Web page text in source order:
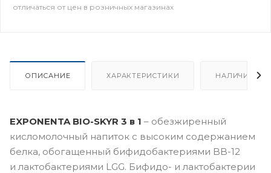
отличаться от цен в розничных магазинах
ОПИСАНИЕ ХАРАКТЕРИСТИКИ НАЛИЧИЕ
EXPONENTA BIO-SKYR 3 в 1 – обезжиренный
кисломолочный напиток с высоким содержанием
белка, обогащенный бифидобактериями BB-12
и лактобактериями LGG. Бифидо- и лактобактерии